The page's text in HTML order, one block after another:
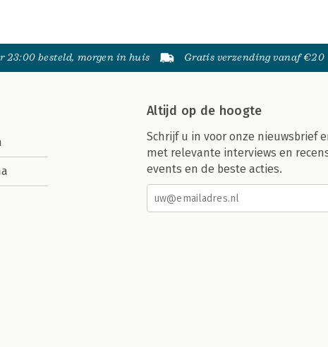
23:00 besteld, morgen in huis Gratis verzending vanaf €20
Altijd op de hoogte
Schrijf u in voor onze nieuwsbrief
met relevante interviews en
events en de beste acties.